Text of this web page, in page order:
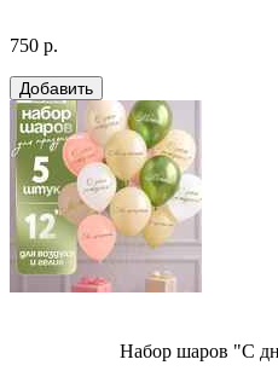
750 р.
Набор шаров "С